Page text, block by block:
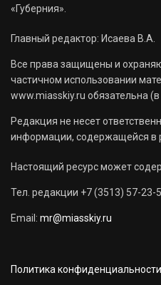
«Губерния».
Главный редактор: Исаева В.А.
Все права защищены и
частичном использовании
www.miasskiy.ru обязательна
Редакция не несет
информации, содержащейся в
Настоящий ресурс может
Тел. редакции +7 (3513) 57-23-
Email: mr@miasskiy.ru
Политика конфиденциальности